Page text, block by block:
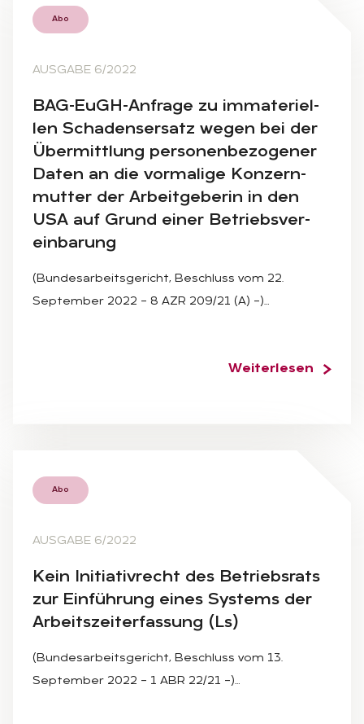
Abo
AUSGABE 6/2022
BAG-EuGH-An­fra­ge zu im­ma­te­ri­el­
len Scha­dens­er­satz we­gen bei der
Über­mitt­lung per­so­nen­be­zo­ge­ner
Da­ten an die vor­ma­li­ge Kon­zern­
mut­ter der Ar­beit­ge­be­rin in den
USA auf Grund ei­ner Be­triebs­ver­
ein­ba­rung
(Bundesarbeitsgericht, Beschluss vom 22.
September 2022 – 8 AZR 209/21 (A) –)…
Weiterlesen
Abo
AUSGABE 6/2022
Kein In­itia­tiv­recht des Be­triebs­rats
zur Ein­füh­rung ei­nes Sys­tems der
Ar­beits­zeit­er­fas­sung (Ls)
(Bundesarbeitsgericht, Beschluss vom 13.
September 2022 – 1 ABR 22/21 –)…